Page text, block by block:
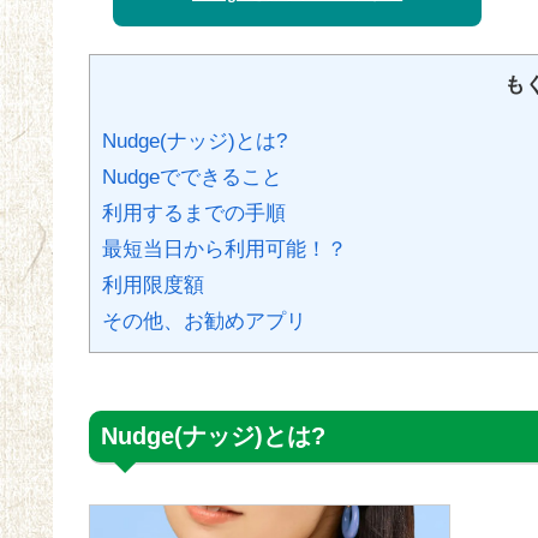
も
Nudge(ナッジ)とは?
Nudgeでできること
利用するまでの手順
最短当日から利用可能！？
利用限度額
その他、お勧めアプリ
Nudge(ナッジ)とは?